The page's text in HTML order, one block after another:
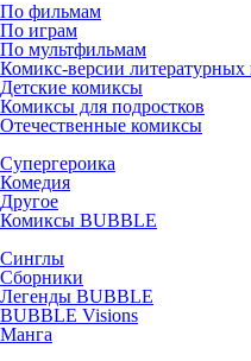
По фильмам
По играм
По мультфильмам
Комикс-версии литературных
Детские комиксы
Комиксы для подростков
Отечественные комиксы
Супергероика
Комедия
Другое
Комиксы BUBBLE
Синглы
Сборники
Легенды BUBBLE
BUBBLE Visions
Манга